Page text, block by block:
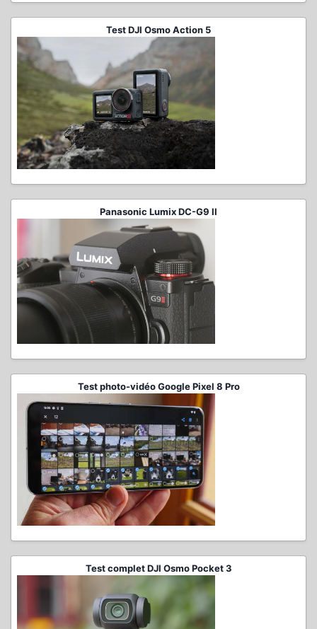
Test DJI Osmo Action 5
Panasonic Lumix DC-G9 II
Test photo-vidéo Google Pixel 8 Pro
Test complet DJI Osmo Pocket 3